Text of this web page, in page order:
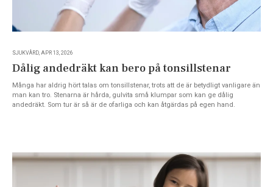
SJUKVÅRD, APR 13, 2026
Dålig andedräkt kan bero på tonsillstenar
Många har aldrig hört talas om tonsillstenar, trots att de är betydligt vanligare än
man kan tro. Stenarna är hårda, gulvita små klumpar som kan ge dålig
andedräkt. Som tur är så är de ofarliga och kan åtgärdas på egen hand.